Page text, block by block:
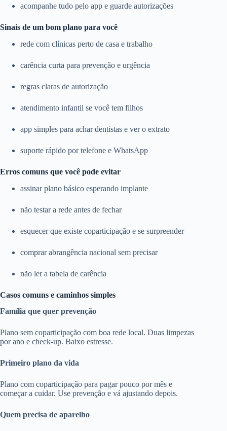
acompanhe tudo pelo app e guarde autorizações
Sinais de um bom plano para você
rede com clínicas perto de casa e trabalho
carência curta para prevenção e urgência
regras claras de autorização
atendimento infantil se você tem filhos
app simples para achar dentistas e ver o extrato
suporte rápido por telefone e WhatsApp
Erros comuns que você pode evitar
assinar plano básico esperando implante
não testar a rede antes de fechar
esquecer que existe coparticipação e se surpreender
comprar abrangência nacional sem precisar
não ler a tabela de carência
Casos comuns e caminhos simples
Família que quer prevenção
Plano sem coparticipação com boa rede local. Duas limpezas
por ano e check-up. Baixo estresse.
Primeiro plano da vida
Plano com coparticipação para pagar pouco por mês e
começar a cuidar. Use prevenção e vá ajustando depois.
Quem precisa de aparelho